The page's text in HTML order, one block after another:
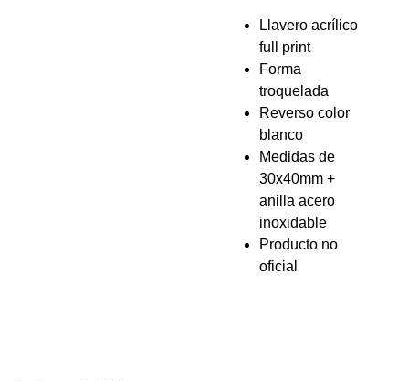
Llavero acrílico
full print
Forma
troquelada
Reverso color
blanco
Medidas de
30x40mm +
anilla acero
inoxidable
Producto no
oficial